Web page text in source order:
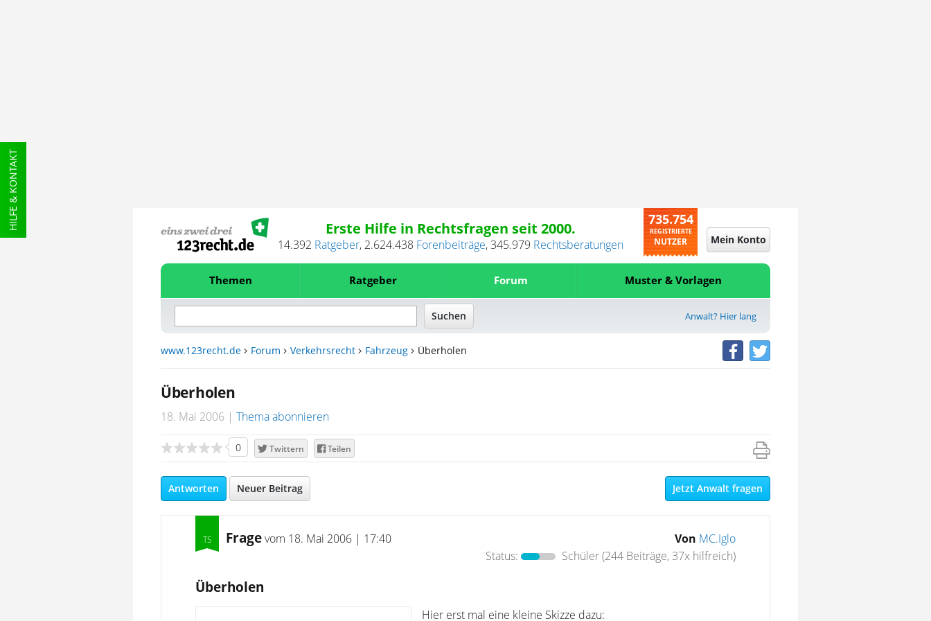
HILFE & KONTAKT Erste Hilfe in Rechtsfragen seit 2000.
14.392 Ratgeber, 2.624.438 Forenbeiträge,345.979 Rechtsberatungen
735.754
REGISTRIERTE
NUTZER Mein Konto
Themen Ratgeber Forum Muster & Vorlagen
Anwalt? Hier lang
www.123recht.de Forum Verkehrsrecht Fahrzeug Überholen
Überholen
18. Mai 2006 Thema abonnieren
0 Twittern Teilen
Antworten Neuer Beitrag Jetzt Anwalt fragen
Fragevom 18. Mai 2006 | 17:40 Von MC.Iglo
Status:
Schüler(244 Beiträge, 37x hilfreich)
Überholen
Hier erst mal eine kleine Skizze dazu: